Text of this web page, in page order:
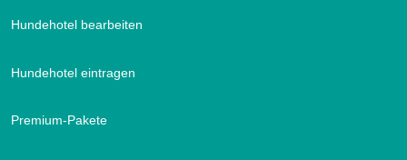
Hundehotel bearbeiten
Hundehotel eintragen
Premium-Pakete